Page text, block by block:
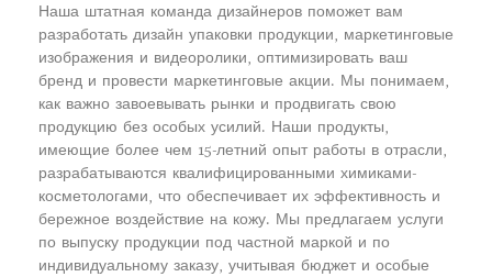
Наша штатная команда дизайнеров поможет вам
разработать дизайн упаковки продукции, маркетинговые
изображения и видеоролики, оптимизировать ваш
бренд и провести маркетинговые акции. Мы понимаем,
как важно завоевывать рынки и продвигать свою
продукцию без особых усилий. Наши продукты,
имеющие более чем 15-летний опыт работы в отрасли,
разрабатываются квалифицированными химиками-
косметологами, что обеспечивает их эффективность и
бережное воздействие на кожу. Мы предлагаем услуги
по выпуску продукции под частной маркой и по
индивидуальному заказу, учитывая бюджет и особые